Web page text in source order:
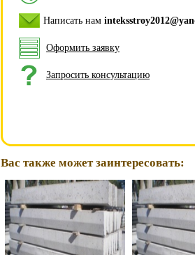
Написать нам
Оформить заявку
Запросить консультацию
Вас также может заинтересовать: